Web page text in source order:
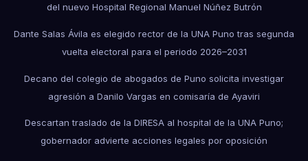
del nuevo Hospital Regional Manuel Núñez Butrón
Dante Salas Ávila es elegido rector de la UNA Puno tras segunda
vuelta electoral para el periodo 2026–2031
Decano del colegio de abogados de Puno solicita investigar
agresión a Danilo Vargas en comisaría de Ayaviri
Descartan traslado de la DIRESA al hospital de la UNA Puno;
gobernador advierte acciones legales por oposición